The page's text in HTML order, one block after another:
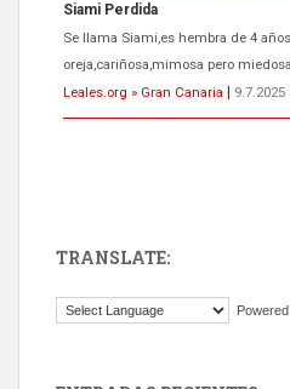
Siami Perdida
Se llama Siami,es hembra de 4
oreja,cariñosa,mimosa pero
Leales.org » Gran Canaria
9.7.2025
El ayuntamiento se va a llevar a Los
TRANSLATE: